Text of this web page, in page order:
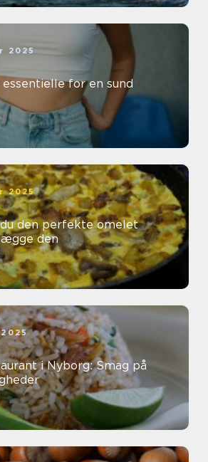
2025
for en sund
2025
du den perfekte omelet
den
i Nyborg: Smag på